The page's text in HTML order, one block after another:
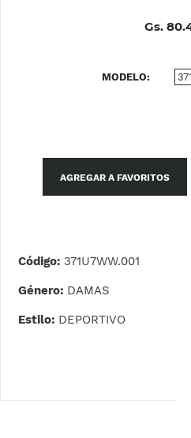
Gs.
MODELO
AGREGAR A FAVORITOS
Código: 371U7WW.001
Género: DAMAS
Estilo: DEPORTIVO